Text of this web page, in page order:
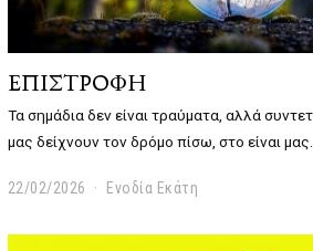
ΕΠΙΣΤΡΟΦΗ
Τα σημάδια δεν είναι τραύματα, αλλά
μας δείχνουν τον δρόμο πίσω, στο είναι μας.
22/02/2026 Ενοδία Εκάτη